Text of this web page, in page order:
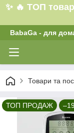
✨ 🔥 ТОП
BabaGa - для
Товари та
ТОП ПРОДАЖ